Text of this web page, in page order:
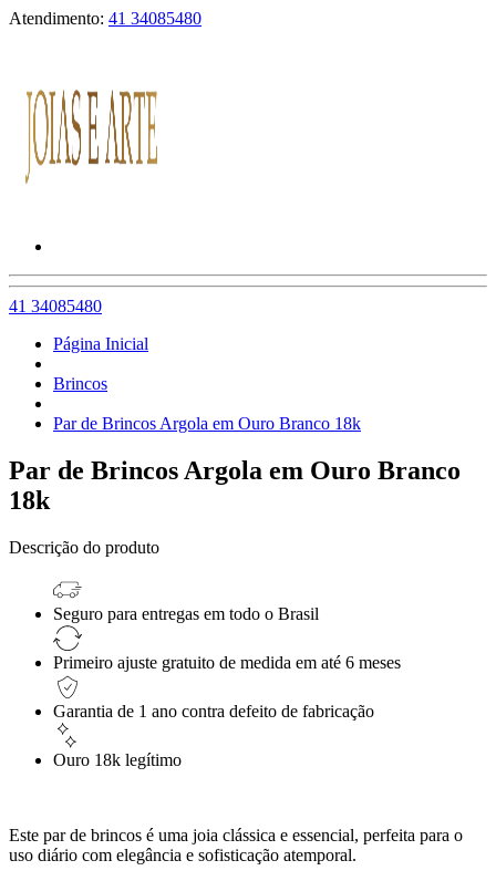
Atendimento: 41 34085480
41 34085480
Página Inicial
Brincos
Par de Brincos Argola em Ouro Branco 18k
Par de Brincos Argola em Ouro Branco
18k
Descrição do produto
Seguro para entregas em todo o Brasil
Primeiro ajuste gratuito de medida em até 6 meses
Garantia de 1 ano contra defeito de fabricação
Ouro 18k legítimo
Este par de brincos é uma joia clássica e essencial, perfeita para o
uso diário com elegância e sofisticação atemporal.